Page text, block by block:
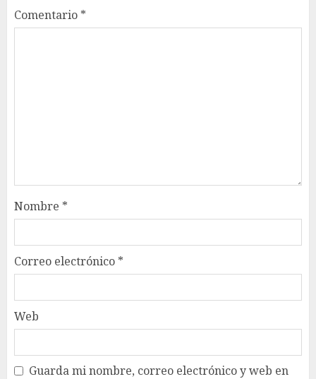
Comentario *
Nombre *
Correo electrónico *
Web
Guarda mi nombre, correo electrónico y web en